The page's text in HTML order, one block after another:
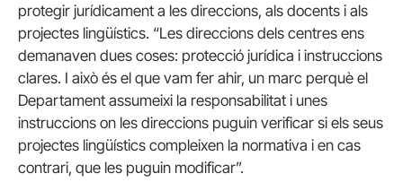
protegir jurídicament a les direccions, als docents i als
projectes lingüístics. “Les direccions dels centres ens
demanaven dues coses: protecció jurídica i instruccions
clares. I això és el que vam fer ahir, un marc perquè el
Departament assumeixi la responsabilitat i unes
instruccions on les direccions puguin verificar si els seus
projectes lingüístics compleixen la normativa i en cas
contrari, que les puguin modificar”.